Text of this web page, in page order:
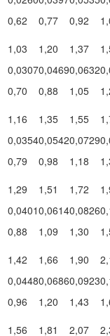
0,62 0,77 0,92
1,03 1,20 1,37
0,03070,04690,0632
0,70 0,88 1,05
1,16 1,35 1,55
0,03540,05420,0729
0,79 0,98 1,18
1,29 1,51 1,72
0,04010,06140,0826
0,88 1,09 1,30
1,42 1,66 1,90
0,04480,06860,0923
0,96 1,20 1,43
1,56 1,81 2,07